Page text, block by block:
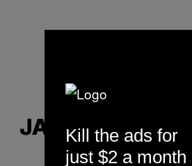
JAN Kill the ads for
just $2 a month